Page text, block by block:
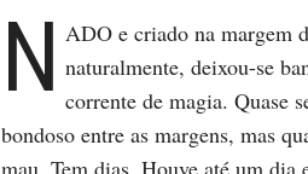
N ADO e criado na margem
naturalmente, deixou-se
corrente de magia. Quase
bondoso entre as margens, mas
mau. Tem dias. Houve até um